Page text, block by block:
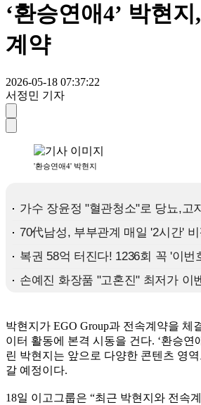
‘환승연애4’ 박현
계약
2026-05-18 07:37:22
서정민 기자
'환승연애4' 박현지
박현지가 EGO Group과 전속계약을 체
이터 활동에 본격 시동을 건다. ‘환승연
린 박현지는 앞으로 다양한 콘텐츠 영
갈 예정이다.
18일 이고그룹은 “최근 박현지와 전속